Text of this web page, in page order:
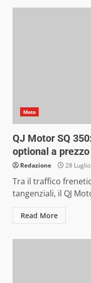
Moto
QJ Motor SQ
optional a
Redazione 28
Tra il traffico
tangenziali, il QJ
Read More